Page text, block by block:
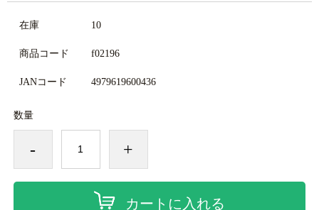
在庫 10
商品コード f02196
JANコード 4979619600436
数量
- +
カートに入れる